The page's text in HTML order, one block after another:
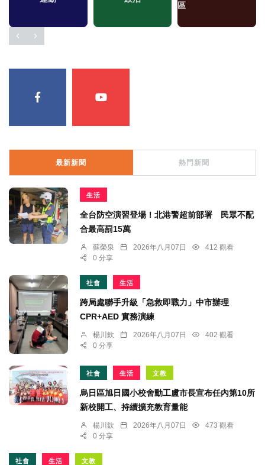
區
最新新聞 熱門新聞
生活
全台防空演習登場！北港警超前部署 民眾不配
合最高罰15萬
蘇榮泉 2026年八月07日
412 觀看
0 分享
社會 生活
跨局處聯手升級「急救即戰力」中市辦理
CPR+AED 實務演練
楊川欽 2026年八月07日
402 觀看
0 分享
社會 生活 文教
烏日區旭日國小校舍動工盧市長宣布任內第10所
新校開工、持續擴充教育量能
楊川欽 2026年八月07日
473 觀看
0 分享
社會 生活 文教